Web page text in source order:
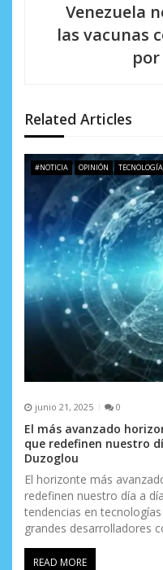
n
d
e
n
t
r
a
a
s
Venezuela
las vacunas
Related Articles
#NOTICIA OPINIÓN TECNOLOGÍA
junio 21, 2025 0
El más avanzado
que redefinen nuestro
Duzoglou
El horizonte más
redefinen nuestro día a
tendencias en
grandes desarrolladores
READ MORE